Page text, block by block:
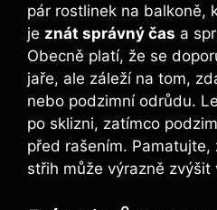
pár ⁣rostlinek na balkoně,
je​ znát správný​ čas a
Obecně platí, že se
jaře, ale⁤ záleží na tom,
nebo podzimní​ odrůdu.⁣
po sklizni, zatímco
před rašením.
střih může výrazně zvýšit